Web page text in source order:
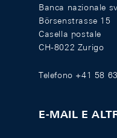
Banca nazionale
Börsenstrasse 15
Casella postale
CH-8022 Zurigo
Telefono +41 58
E-MAIL E